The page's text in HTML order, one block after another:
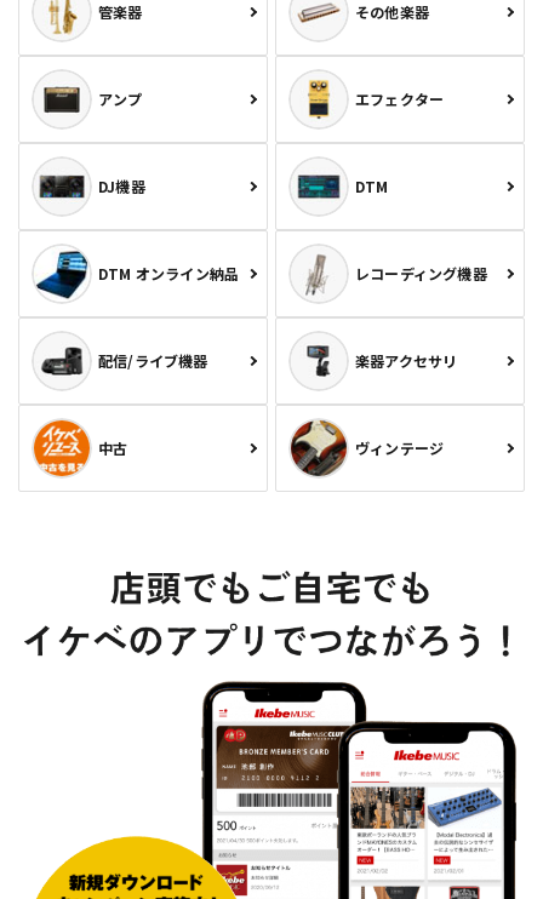
管楽器 その他楽器
アンプ エフェクター
DJ機器 DTM
DTM オンライン納品 レコーディング機器
配信/ライブ機器 楽器アクセサリ
中古 ヴィンテージ